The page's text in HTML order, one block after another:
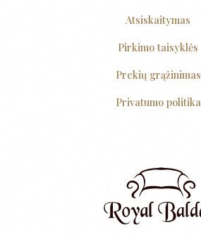
Atsiskaitymas
Pirkimo taisyklės
Prekių grąžinimas
Privatumo politika